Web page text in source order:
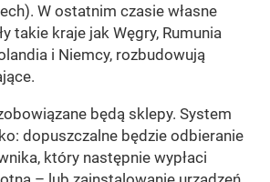
W ostatnim czasie własne
takie kraje jak Węgry, Rumunia
i Niemcy, rozbudowują
będą sklepy. System
dopuszczalne będzie odbieranie
który następnie wypłaci